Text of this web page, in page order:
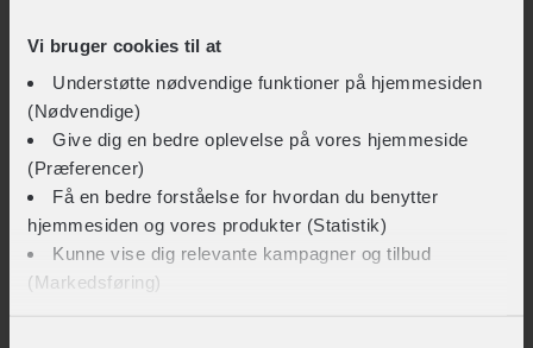
Vi bruger cookies til at
Understøtte nødvendige funktioner på hjemmesiden
(Nødvendige)
Give dig en bedre oplevelse på vores hjemmeside
(Præferencer)
Få en bedre forståelse for hvordan du benytter
hjemmesiden og vores produkter (Statistik)
Kunne vise dig relevante kampagner og tilbud
(Markedsføring)